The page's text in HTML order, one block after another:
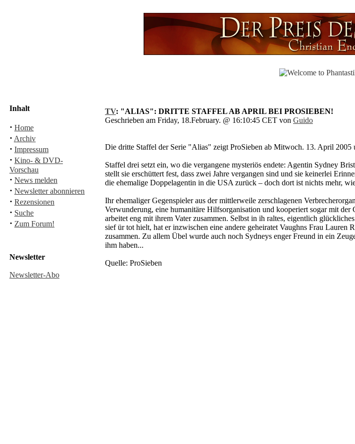
Inhalt
· Home
· Archiv
· Impressum
· Kino- & DVD-
Vorschau
· News melden
· Newsletter abonnieren
· Rezensionen
· Suche
· Zum Forum!
Newsletter
Newsletter-Abo
TV: "ALIAS": DRITTE STAFFEL AB APRIL BEI PROSIEBEN!
Geschrieben am Friday, 18.February. @ 16:10:45 CET von Guido
Die dritte Staffel der Serie "Alias" zeigt ProSieben ab Mitwoch. 13. April 2005
Staffel drei setzt ein, wo die vergangene mysteriös endete: Agentin Sydney
stellt sie erschüttert fest, dass zwei Jahre vergangen sind und sie keinerlei
die ehemalige Doppelagentin in die USA zurück – doch dort ist nichts mehr,
Ihr ehemaliger Gegenspieler aus der mittlerweile zerschlagenen
Verwunderung, eine humanitäre Hilfsorganisation und kooperiert sogar mit
arbeitet eng mit ihrem Vater zusammen. Selbst in ih raltes, eigentlich
sief ür tot hielt, hat er inzwischen eine andere geheiratet Vaughns Frau
zusammen. Zu allem Übel wurde auch noch Sydneys enger Freund in ein
ihm haben...
Quelle: ProSieben